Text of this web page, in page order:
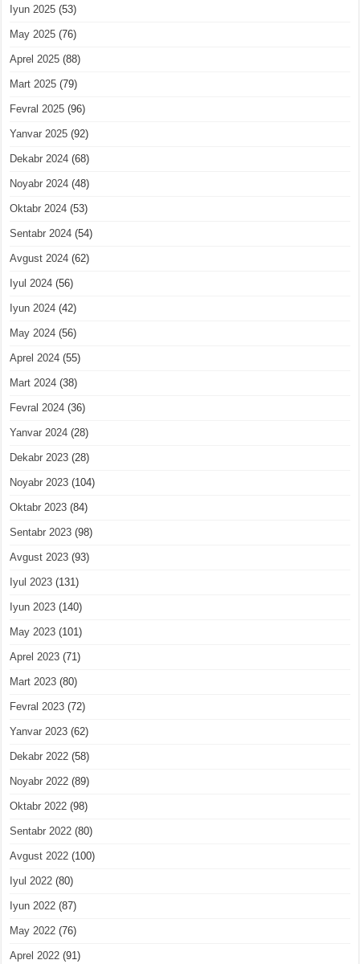
Iyun 2025 (53)
May 2025 (76)
Aprel 2025 (88)
Mart 2025 (79)
Fevral 2025 (96)
Yanvar 2025 (92)
Dekabr 2024 (68)
Noyabr 2024 (48)
Oktabr 2024 (53)
Sentabr 2024 (54)
Avgust 2024 (62)
Iyul 2024 (56)
Iyun 2024 (42)
May 2024 (56)
Aprel 2024 (55)
Mart 2024 (38)
Fevral 2024 (36)
Yanvar 2024 (28)
Dekabr 2023 (28)
Noyabr 2023 (104)
Oktabr 2023 (84)
Sentabr 2023 (98)
Avgust 2023 (93)
Iyul 2023 (131)
Iyun 2023 (140)
May 2023 (101)
Aprel 2023 (71)
Mart 2023 (80)
Fevral 2023 (72)
Yanvar 2023 (62)
Dekabr 2022 (58)
Noyabr 2022 (89)
Oktabr 2022 (98)
Sentabr 2022 (80)
Avgust 2022 (100)
Iyul 2022 (80)
Iyun 2022 (87)
May 2022 (76)
Aprel 2022 (91)